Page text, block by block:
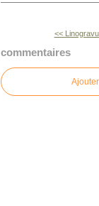
<<
commentaires